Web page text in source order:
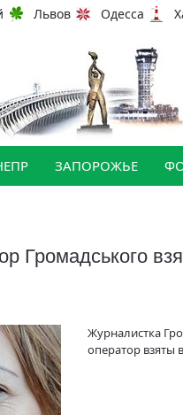
Львов Одесса
ЗАПОРОЖЬЕ
Громадського
Журналистка
оператор взяты